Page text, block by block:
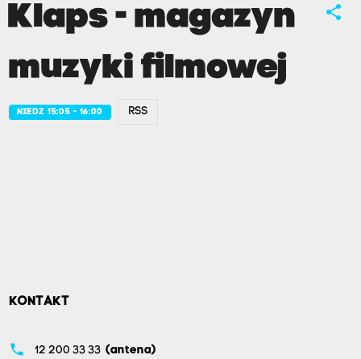
share
Klaps - magazyn
muzyki filmowej
NIEDZ 15:05 - 16:00 RSS
KONTAKT
phone 12 200 33 33 (antena)